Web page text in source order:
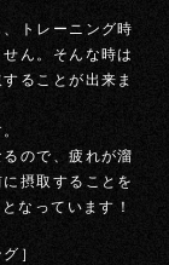
トレーニング時
ん。そんな時は
ることが出来ま
ので、疲れが溜
摂取することを
なっています！
］